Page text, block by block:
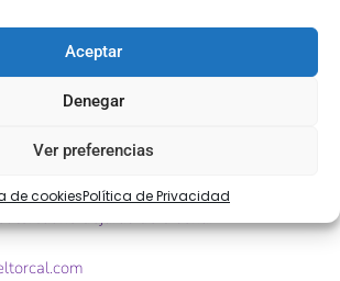
Aceptar
Denegar
Ver preferencias
de cookiesPolítica de Privacidad